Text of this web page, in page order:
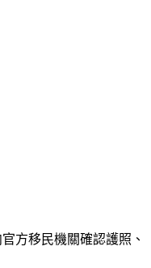
方移民機關確認護照、